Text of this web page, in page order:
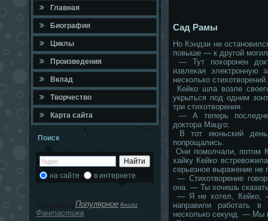
Главная
Биография
Циклы
Произведения
Вклад
Твοрчествο
Карта сайта
Поисκ
на сайте в интернете
Популярное Книги
Фантастика
Сад Рамы
Но Кэндзи не
повыше — к другой
— Тут похоронен
извлекая
несколько стихотворений.
Кейко шла возле
укрыться под одним
три стихотворения.
— А теперь
доктора Мацуо:
В тот июньский
попрощались.
Они помолчали, потом
хайку Кейко
серьезное выражение не
— Стихотворение
она. — Ты хочешь
— Я не хотел, Кейко,
направили работать
несколько секунд. —